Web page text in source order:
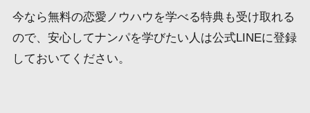
今なら無料の恋愛ノウハウを学べる特典も受け取れる
ので、安心してナンパを学びたい人は公式LINEに登録
しておいてください。